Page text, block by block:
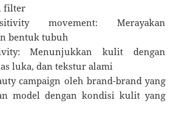
filter
movement: Merayakan
bentuk tubuh
Menunjukkan kulit dengan
luka, dan tekstur alami
campaign oleh brand-brand yang
model dengan kondisi kulit yang